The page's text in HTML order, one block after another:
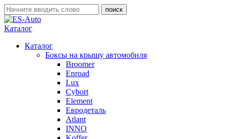
Каталог
Каталог
Боксы на крышу автомобиля
Broomer
Enroad
Lux
Cybort
Element
Евродеталь
Atlant
INNO